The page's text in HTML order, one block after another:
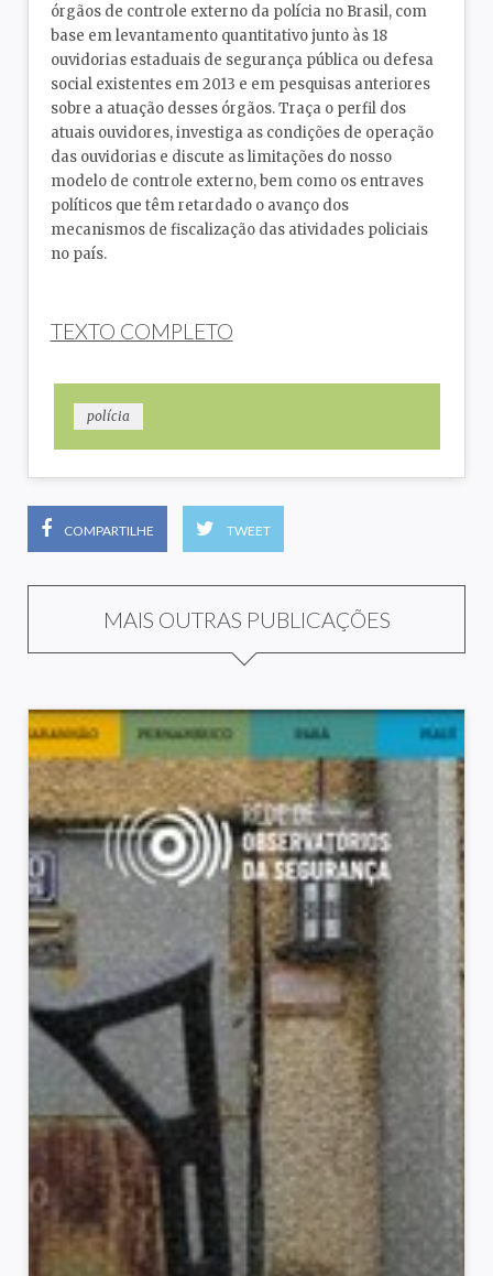
órgãos de controle externo da polícia no Brasil, com
base em levantamento quantitativo junto às 18
ouvidorias estaduais de segurança pública ou defesa
social existentes em 2013 e em pesquisas anteriores
sobre a atuação desses órgãos. Traça o perfil dos
atuais ouvidores, investiga as condições de operação
das ouvidorias e discute as limitações do nosso
modelo de controle externo, bem como os entraves
políticos que têm retardado o avanço dos
mecanismos de fiscalização das atividades policiais
no país.
TEXTO COMPLETO
polícia
COMPARTILHE TWEET
MAIS OUTRAS PUBLICAÇÕES